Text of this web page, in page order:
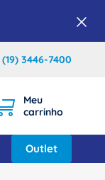
(19) 3446-7400
Outlet